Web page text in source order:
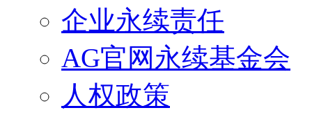
企业永续责任
AG官网永续基金会
人权政策